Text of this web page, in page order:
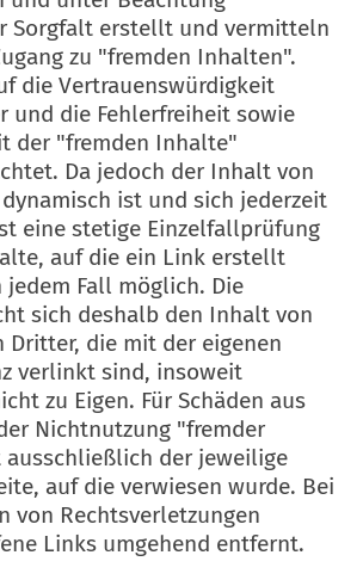
Sorgfalt erstellt und vermitteln
zu "fremden Inhalten".
die Vertrauenswürdigkeit
und die Fehlerfreiheit sowie
der "fremden Inhalte"
Da jedoch der Inhalt von
ist und sich jederzeit
eine stetige Einzelfallprüfung
auf die ein Link erstellt
Fall möglich. Die
sich deshalb den Inhalt von
Dritter, die mit der eigenen
verlinkt sind, insoweit
zu Eigen. Für Schäden aus
Nichtnutzung "fremder
der jeweilige
auf die verwiesen wurde. Bei
von Rechtsverletzungen
Links umgehend entfernt.